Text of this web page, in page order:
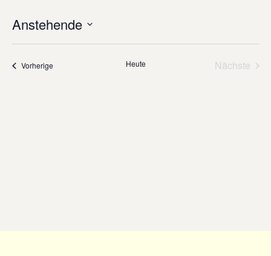
Anstehende
VorherigeVeranstaltungen Heute
Nächste